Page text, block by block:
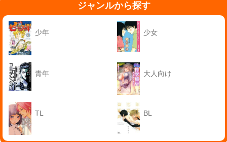
ジャンルから探す
少年 少女
青年 大人向け
TL BL